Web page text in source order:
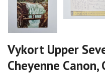
Vykort Upper
Cheyenne